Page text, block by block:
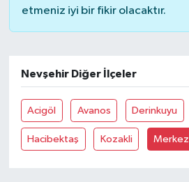
etmeniz iyi bir fikir olacaktır.
Nevşehir Diğer İlçeler
Acigöl Avanos Derinkuyu
Hacibektaş Kozakli Merkez